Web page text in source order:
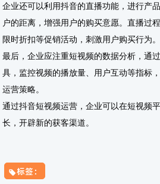
企业还可以利用抖音的直播功能，进行产
户的距离，增强用户的购买意愿。直播过
限时折扣等促销活动，刺激用户购买行为。
最后，企业应注重短视频的数据分析，通
具，监控视频的播放量、用户互动等指标
运营策略。
通过抖音短视频运营，企业可以在短视频
长，开辟新的获客渠道。
标签：